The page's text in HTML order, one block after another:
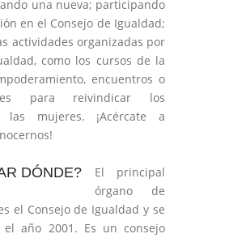
una nueva; participando
en el Consejo de Igualdad;
actividades organizadas por
como los cursos de la
encuentros o
para reivindicar los
las mujeres. ¡Acércate a
DÓNDE?
El principal
órgano de
el Consejo de Igualdad y se
el año 2001. Es un consejo